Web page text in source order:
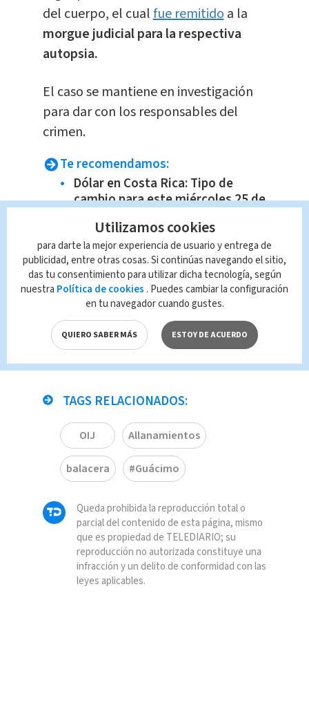
del cuerpo, el cualfue remitidoa la
morgue judicial para la respectiva
autopsia.
El caso se mantiene en investigación
para dar con los responsables del
crimen.
Te recomendamos:
Dólar en Costa Rica: Tipo de
cambio para este miércoles 25 de
Narcomenudeo acecha centros
educativos
Joven pagó por gasolina y no se
la echaron al tanque
¡Cuidado con el alimento que
venden por kilo!
TAGS RELACIONADOS:
OIJ Allanamientos
balacera #Guácimo
Queda prohibida la reproducción total o
parcial del contenido de esta página, mismo
que es propiedad de TELEDIARIO; su
reproducción no autorizada constituye una
infracción y un delito de conformidad con las
leyes aplicables.
Utilizamos cookies
para darte la mejor experiencia de usuario y entrega de
publicidad, entre otras cosas. Si continúas navegando el sitio,
das tu consentimiento para utilizar dicha tecnología, según
nuestra Política de cookies . Puedes cambiar la configuración
en tu navegador cuando gustes.
QUIERO SABER MÁS ESTOY DE ACUERDO